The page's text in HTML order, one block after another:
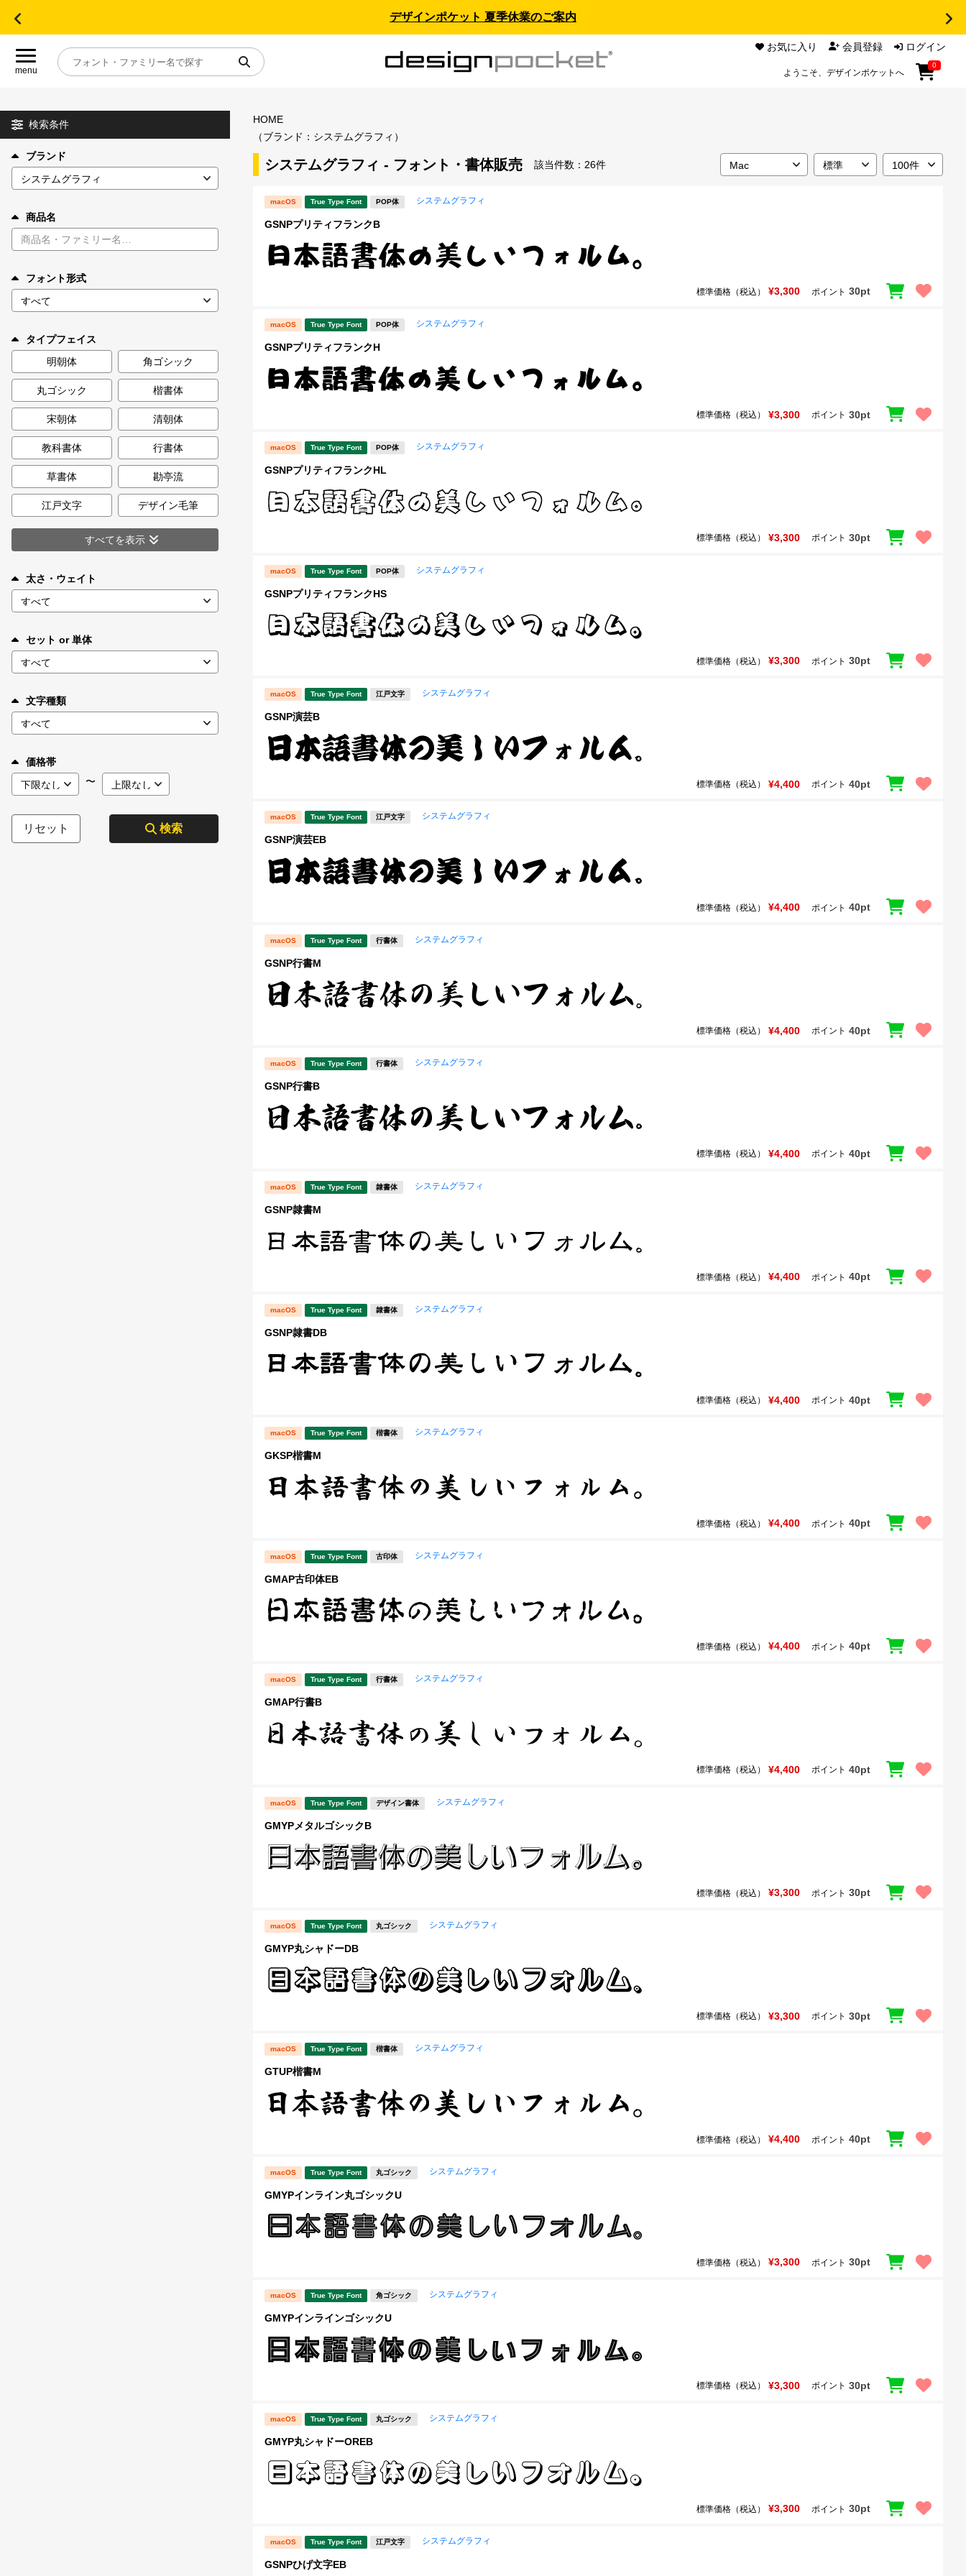
デザインポケット 夏季休業のご案内
menu
お気に入り 会員登録 ログイン
ようこそ、デザインポケットへ
0
目的別フォントガイド
特集
年間ライセンス商品
キャンペーン一覧
カート 0
マイページ
お気に入り
ご利用ガイド
お問い合わせ
検索条件
ブランド
商品名
フォント形式
タイプフェイス
明朝体
角ゴシック
丸ゴシック 楷書体
宋朝体 清朝体
教科書体 行書体
草書体 勘亭流
江戸文字 デザイン毛筆
すべてを表示
太さ・ウェイト
セット or 単体
文字種類
価格帯
〜
リセット 検索
HOME
（ブランド：システムグラフィ）
システムグラフィ - フォント・書体販売 該当件数： 26件
macOS True Type Font POP体 システムグラフィ
GSNPプリティフランクB
標準価格（税込） ¥3,300 ポイント 30pt
macOS True Type Font POP体 システムグラフィ
GSNPプリティフランクH
標準価格（税込） ¥3,300 ポイント 30pt
macOS True Type Font POP体 システムグラフィ
GSNPプリティフランクHL
標準価格（税込） ¥3,300 ポイント 30pt
macOS True Type Font POP体 システムグラフィ
GSNPプリティフランクHS
標準価格（税込） ¥3,300 ポイント 30pt
macOS True Type Font 江戸文字 システムグラフィ
GSNP演芸B
標準価格（税込） ¥4,400 ポイント 40pt
macOS True Type Font 江戸文字 システムグラフィ
GSNP演芸EB
標準価格（税込） ¥4,400 ポイント 40pt
macOS True Type Font 行書体 システムグラフィ
GSNP行書M
標準価格（税込） ¥4,400 ポイント 40pt
macOS True Type Font 行書体 システムグラフィ
GSNP行書B
標準価格（税込） ¥4,400 ポイント 40pt
macOS True Type Font 隷書体 システムグラフィ
GSNP隷書M
標準価格（税込） ¥4,400 ポイント 40pt
macOS True Type Font 隷書体 システムグラフィ
GSNP隷書DB
標準価格（税込） ¥4,400 ポイント 40pt
macOS True Type Font 楷書体 システムグラフィ
GKSP楷書M
標準価格（税込） ¥4,400 ポイント 40pt
macOS True Type Font 古印体 システムグラフィ
GMAP古印体EB
標準価格（税込） ¥4,400 ポイント 40pt
macOS True Type Font 行書体 システムグラフィ
GMAP行書B
標準価格（税込） ¥4,400 ポイント 40pt
macOS True Type Font デザイン書体 システムグラフィ
GMYPメタルゴシックB
標準価格（税込） ¥3,300 ポイント 30pt
macOS True Type Font 丸ゴシック システムグラフィ
GMYP丸シャドーDB
標準価格（税込） ¥3,300 ポイント 30pt
macOS True Type Font 楷書体 システムグラフィ
GTUP楷書M
標準価格（税込） ¥4,400 ポイント 40pt
macOS True Type Font 丸ゴシック システムグラフィ
GMYPインライン丸ゴシックU
標準価格（税込） ¥3,300 ポイント 30pt
macOS True Type Font 角ゴシック システムグラフィ
GMYPインラインゴシックU
標準価格（税込） ¥3,300 ポイント 30pt
macOS True Type Font 丸ゴシック システムグラフィ
GMYP丸シャドーOREB
標準価格（税込） ¥3,300 ポイント 30pt
macOS True Type Font 江戸文字 システムグラフィ
GSNPひげ文字EB